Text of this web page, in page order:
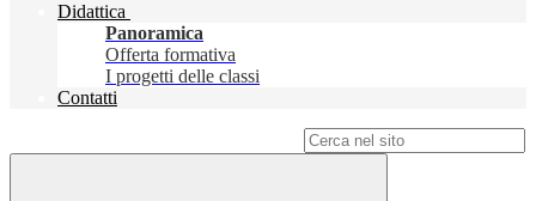
Didattica
Panoramica
Offerta formativa
I progetti delle classi
Contatti